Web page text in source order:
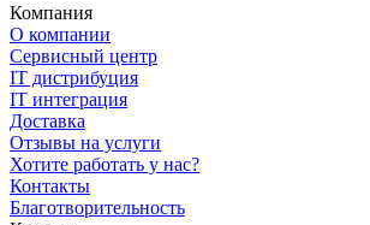
Компания
О компании
Сервисный центр
IT дистрибуция
IT интеграция
Доставка
Отзывы на услуги
Хотите работать у нас?
Контакты
Благотворительность